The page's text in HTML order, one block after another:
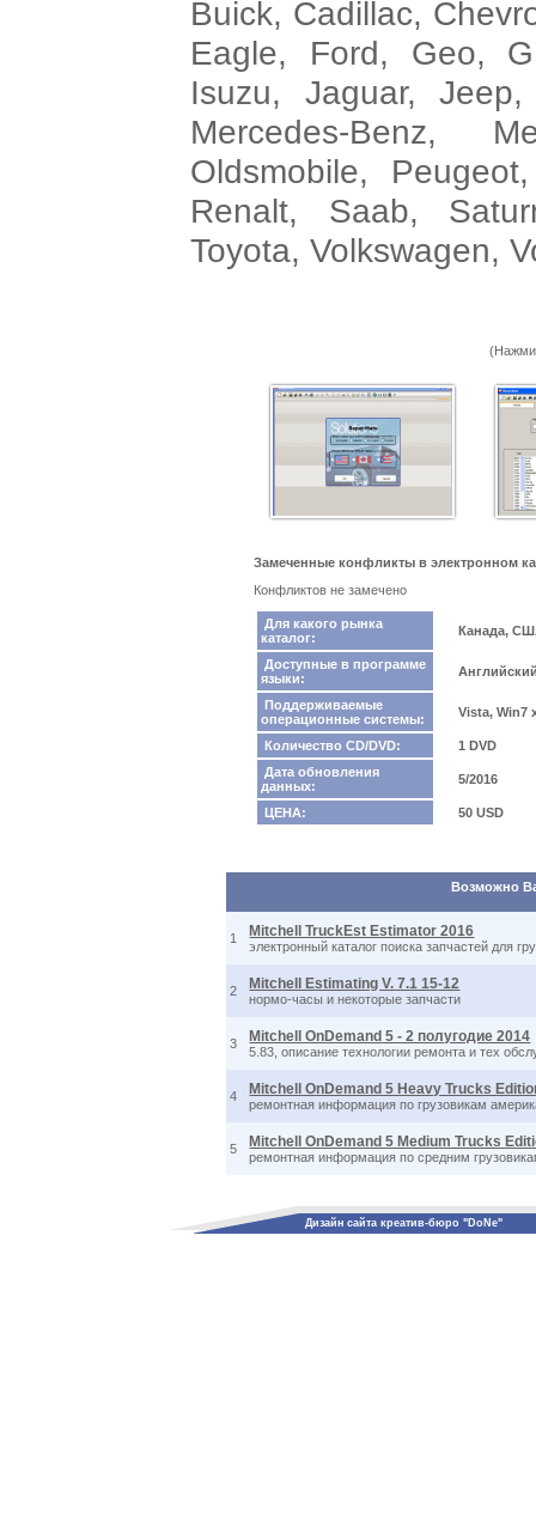
Buick, Cadillac,
Eagle, Ford, Geo,
Isuzu, Jaguar,
Mercedes-Benz,
Oldsmobile,
Renalt, Saab,
Toyota, Volkswagen,
Замеченные конфликты в электронном
Конфликтов не замечено
Для какого рынка
каталог:
Канада,
Доступные в программе
языки:
Поддерживаемые
операционные системы:
Vista, Win7
Количество CD/DVD:
1 DVD
Дата обновления
данных:
5/2016
ЦЕНА: 50 USD
Возможно
1 Mitchell TruckEst Estimator 2016
электронный каталог поиска запчастей для
2 Mitchell Estimating V. 7.1 15-12
нормо-часы и некоторые запчасти
3 Mitchell OnDemand 5 - 2 полугодие 2014
5.83, описание технологии ремонта и тех
4 Mitchell OnDemand 5 Heavy Trucks
ремонтная информация по грузовикам
5 Mitchell OnDemand 5 Medium Trucks
ремонтная информация по средним
Дизайн сайта креатив-бюро "DoNe"